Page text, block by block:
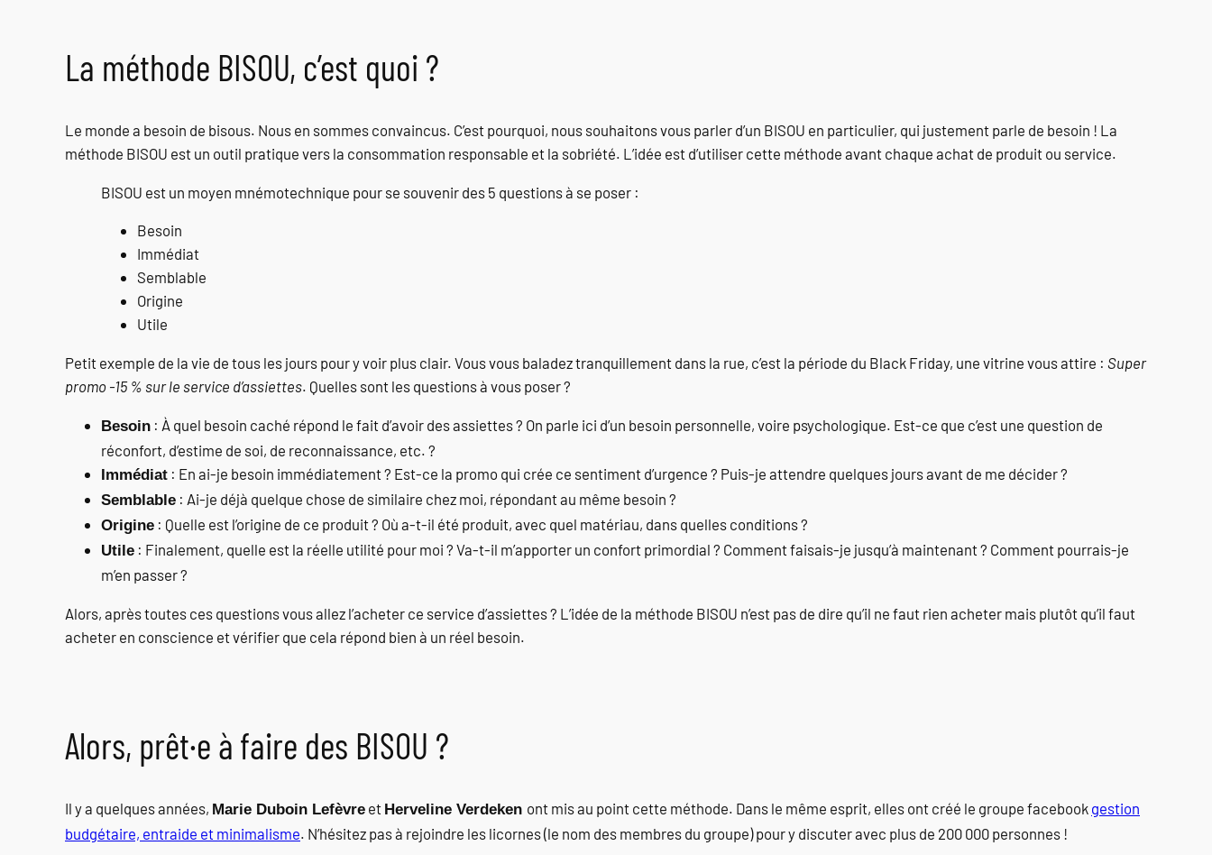
La méthode BISOU, c’est quoi ?
Le monde a besoin de bisous. Nous en sommes convaincus. C’est pourquoi, nous souhaitons vous parler d’un BISOU en particulier, qui justement parle de besoin ! La
méthode BISOU est un outil pratique vers la consommation responsable et la sobriété. L’idée est d’utiliser cette méthode avant chaque achat de produit ou service.
BISOU est un moyen mnémotechnique pour se souvenir des 5 questions à se poser :
Besoin
Immédiat
Semblable
Origine
Utile
Petit exemple de la vie de tous les jours pour y voir plus clair. Vous vous baladez tranquillement dans la rue, c’est la période du Black Friday, une vitrine vous attire : Super
promo -15 % sur le service d’assiettes. Quelles sont les questions à vous poser ?
Besoin : À quel besoin caché répond le fait d’avoir des assiettes ? On parle ici d’un besoin personnelle, voire psychologique. Est-ce que c’est une question de
réconfort, d’estime de soi, de reconnaissance, etc. ?
Immédiat : En ai-je besoin immédiatement ? Est-ce la promo qui crée ce sentiment d’urgence ? Puis-je attendre quelques jours avant de me décider ?
Semblable : Ai-je déjà quelque chose de similaire chez moi, répondant au même besoin ?
Origine : Quelle est l’origine de ce produit ? Où a-t-il été produit, avec quel matériau, dans quelles conditions ?
Utile : Finalement, quelle est la réelle utilité pour moi ? Va-t-il m’apporter un confort primordial ? Comment faisais-je jusqu’à maintenant ? Comment pourrais-je
m’en passer ?
Alors, après toutes ces questions vous allez l’acheter ce service d’assiettes ? L’idée de la méthode BISOU n’est pas de dire qu’il ne faut rien acheter mais plutôt qu’il faut
acheter en conscience et vérifier que cela répond bien à un réel besoin.
Alors, prêt·e à faire des BISOU ?
Il y a quelques années, Marie Duboin Lefèvre et Herveline Verdeken ont mis au point cette méthode. Dans le même esprit, elles ont créé le groupe facebook gestion
budgétaire, entraide et minimalisme. N’hésitez pas à rejoindre les licornes (le nom des membres du groupe) pour y discuter avec plus de 200 000 personnes !